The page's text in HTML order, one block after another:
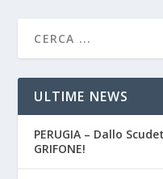
ULTIME NEWS
PERUGIA – Dallo
GRIFONE!